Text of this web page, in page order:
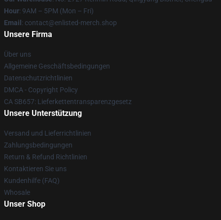
Hour: 9AM – 5PM (Mon – Fri)
Email : contact@enlisted-merch.shop
Unsere Firma
Über uns
Allgemeine Geschäftsbedingungen
Datenschutzrichtlinien
DMCA - Copyright Policy
CA SB657: Lieferkettentransparenzgesetz
Unsere Unterstützung
Versand und Lieferrichtlinien
Zahlungsbedingungen
Return & Refund Richtlinien
Kontaktieren Sie uns
Kundenhilfe (FAQ)
Whosale
Unser Shop